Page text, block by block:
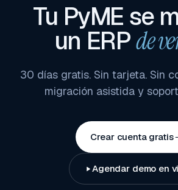
Tu PyME se
un ERPde
30 días gratis. Sin tarjeta. Sin
migración asistida y
Crear cuenta gratis
Agendar demo en